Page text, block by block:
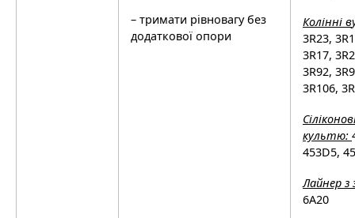
– тримати рівновагу без
додаткової опори
Колінні в
3R23,
3R17,
3R92,
3R106,
Сіліконов
культю:
453D5,
Лайнер з
6A20